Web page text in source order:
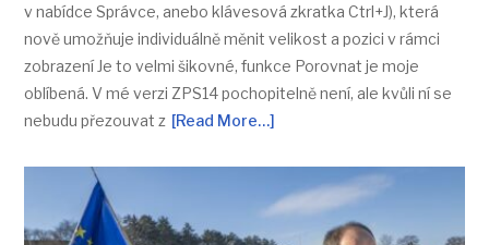
v nabídce Správce, anebo klávesová zkratka Ctrl+J), která
nově umožňuje individuálně měnit velikost a pozici v rámci
zobrazení Je to velmi šikovné, funkce Porovnat je moje
oblíbená. V mé verzi ZPS14 pochopitelně není, ale kvůli ní se
nebudu přezouvat z [Read More…]